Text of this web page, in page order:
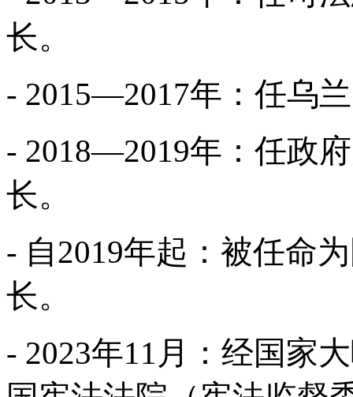
长。
- 2015—2017年：任乌
- 2018—2019年：任政
长。
- 自2019年起：被任命
长。
- 2023年11月：经国家